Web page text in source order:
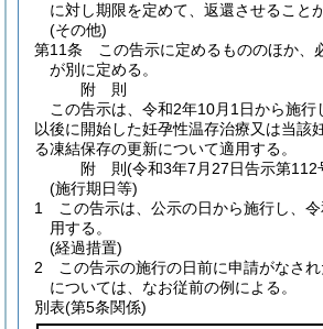
に対し期限を定めて、返還させること
(その他)
第11条
この告示に定めるもののほか、
が別に定める。
附 則
この告示は、令和2年10月1日から施行
以後に開始した妊孕性温存治療又は当該
る凍結保存の更新について適用する。
附 則(令和3年7月27日告示第112
(施行期日等)
1
この告示は、公示の日から施行し、
用する。
(経過措置)
2
この告示の施行の日前に申請がなさ
については、なお従前の例による。
別表(第5条関係)